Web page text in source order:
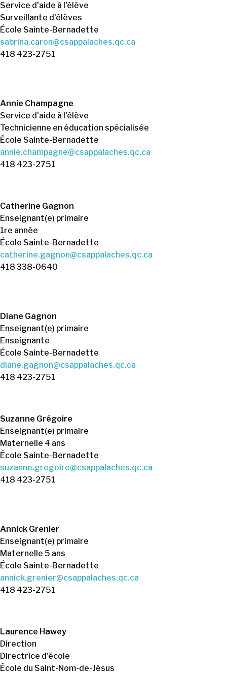
Service d'aide à l'élève
Surveillante d'élèves
École Sainte-Bernadette
sabrina.caron@csappalaches.qc.ca
418 423-2751
Annie Champagne
Service d'aide à l'élève
Technicienne en éducation spécialisée
École Sainte-Bernadette
annie.champagne@csappalaches.qc.ca
418 423-2751
Catherine Gagnon
Enseignant(e) primaire
1re année
École Sainte-Bernadette
catherine.gagnon@csappalaches.qc.ca
418 338-0640
Diane Gagnon
Enseignant(e) primaire
Enseignante
École Sainte-Bernadette
diane.gagnon@csappalaches.qc.ca
418 423-2751
Suzanne Grégoire
Enseignant(e) primaire
Maternelle 4 ans
École Sainte-Bernadette
suzanne.gregoire@csappalaches.qc.ca
418 423-2751
Annick Grenier
Enseignant(e) primaire
Maternelle 5 ans
École Sainte-Bernadette
annick.grenier@csappalaches.qc.ca
418 423-2751
Laurence Hawey
Direction
Directrice d'école
École du Saint-Nom-de-Jésus